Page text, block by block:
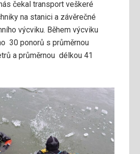
čekal transport veškeré
na stanici a závěrečné
výcviku. Během výcviku
30 ponorů s průměrnou
a průměrnou délkou 41